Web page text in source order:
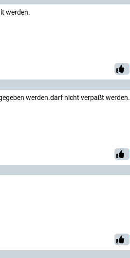
werden.
werden.darf nicht verpaßt werden.